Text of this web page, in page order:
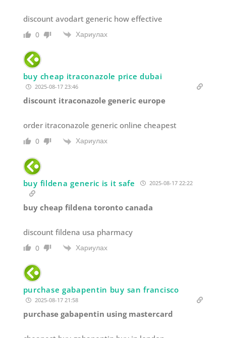
discount avodart generic how effective
0 Хариулах
buy cheap itraconazole price dubai
2025-08-17 23:46
discount itraconazole generic europe
order itraconazole generic online cheapest
0 Хариулах
buy fildena generic is it safe 2025-08-17 22:22
buy cheap fildena toronto canada
discount fildena usa pharmacy
0 Хариулах
purchase gabapentin buy san francisco
2025-08-17 21:58
purchase gabapentin using mastercard